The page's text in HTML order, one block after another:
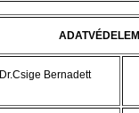
ADATVÉDELEM
Dr.Csige Bernadett